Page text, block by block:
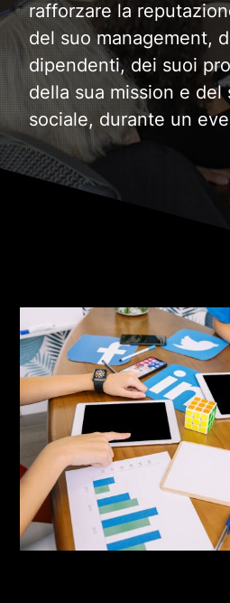
rafforzare la
del suo management,
dipendenti, dei suoi
della sua mission e del
sociale, durante un